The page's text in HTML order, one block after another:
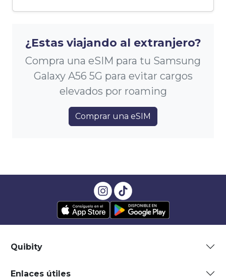
¿Estas viajando al extranjero?
Compra una eSIM para tu Samsung
Galaxy A56 5G para evitar cargos
elevados por roaming
Comprar una eSIM
Quibity
Enlaces útiles